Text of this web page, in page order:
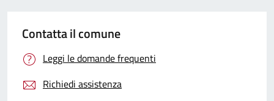
Contatta il comune
Leggi le domande frequenti
Richiedi assistenza